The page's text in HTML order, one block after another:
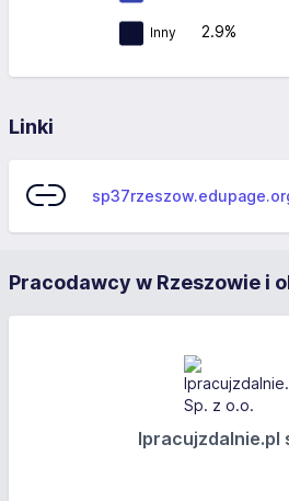
Inny 2.9%
Linki
Pracodawcy w Rzeszowie i
Ipracujzdalnie.pl